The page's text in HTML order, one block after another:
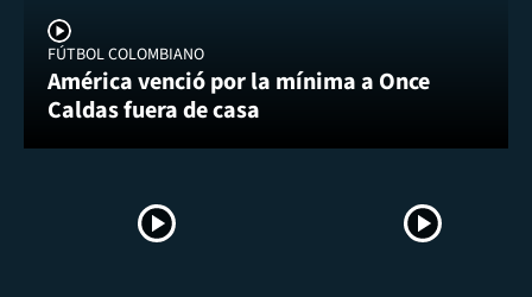
FÚTBOL COLOMBIANO
América venció por la mínima a Once
Caldas fuera de casa